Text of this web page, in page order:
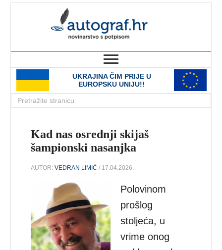
UKRAJINA ČIM PRIJE U
EUROPSKU UNIJU!!
Kad nas osrednji skijaš
šampionski nasanjka
AUTOR:VEDRAN LIMIĆ / 17.04.2026.
Polovinom
prošlog
stoljeća, u
vrime onog